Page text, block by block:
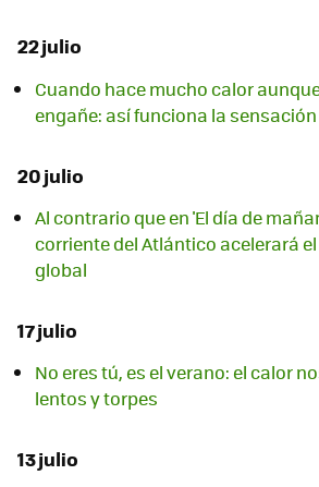
22 julio
Cuando hace mucho calor
engañe: así funciona la
20 julio
Al contrario que en 'El día de
corriente del Atlántico acelerará
global
17 julio
No eres tú, es el verano: el calor
lentos y torpes
13 julio